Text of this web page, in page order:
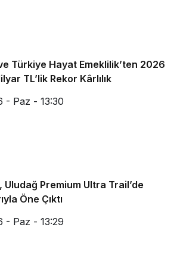
Türkiye Hayat Emeklilik’ten 2026
TL’lik Rekor Kârlılık
- Paz - 13:30
Premium Ultra Trail’de
Öne Çıktı
- Paz - 13:29